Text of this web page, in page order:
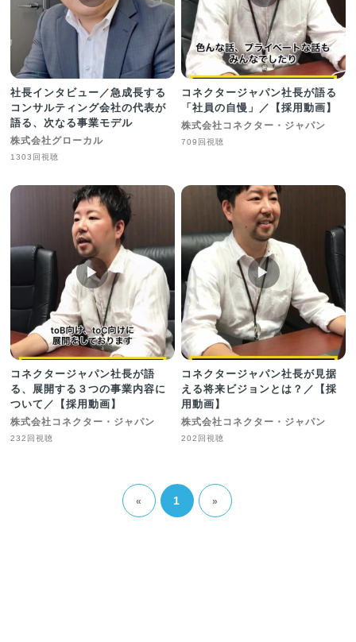
社長インタビュー／急成長する
コンサルティング会社の代表が
語る、次なる事業モデル
株式会社グローカル
1303回視聴
コネクタージャパン社長が語る
「社員の自慢」／【採用動画】
株式会社コネクター・ジャパン
709回視聴
▶︎
コネクタージャパン社長が語
る、展開する３つの事業内容に
ついて／【採用動画】
株式会社コネクター・ジャパン
232回視聴
▶︎
コネクタージャパン社長が見据
える将来ビジョンとは？／【採
用動画】
株式会社コネクター・ジャパン
202回視聴
« 1 »